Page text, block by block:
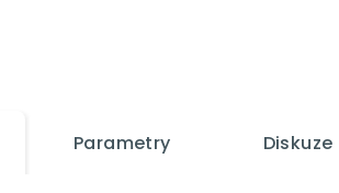
Parametry Diskuze